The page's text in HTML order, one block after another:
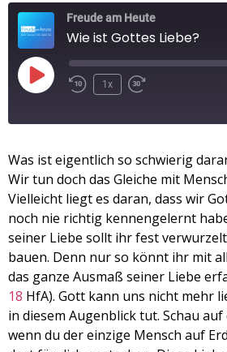
Freude am Heute
Wie ist Gottes Liebe?
1x
Apple Podcasts
RSS FEED
TEILEN
LINK
EMBED
Was ist eigentlich so schwierig
Wir tun doch das Gleiche mit
Vielleicht liegt es daran, dass wir
noch nie richtig kennengelernt
seiner Liebe sollt ihr fest
bauen. Denn nur so könnt ihr mit
das ganze Ausmaß seiner Liebe
18 HfA). Gott kann uns nicht mehr
in diesem Augenblick tut. Schau auf
wenn du der einzige Mensch auf